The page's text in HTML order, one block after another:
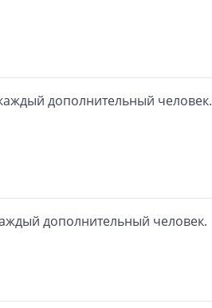
дополнительный человек.
дополнительный человек.